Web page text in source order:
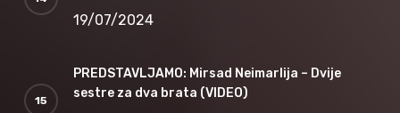
19/07/2024
PREDSTAVLJAMO: Mirsad Neimarlija – Dvije
sestre za dva brata (VIDEO)